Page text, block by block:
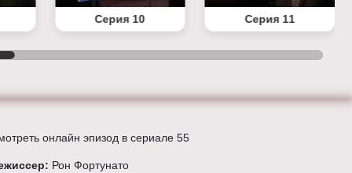
Серия 10 Серия 11
онлайн эпизод в сериале 55
Рон Фортунато